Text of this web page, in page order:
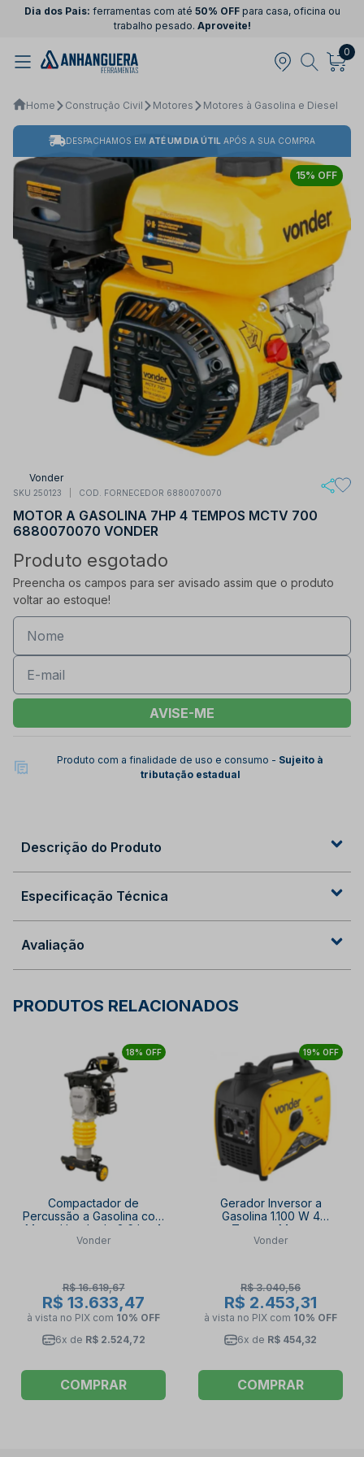
Dia dos Pais: ferramentas com até 50% OFFpara casa, oficina ou
trabalho pesado. Aproveite!
0
Home Construção Civil Motores Motores à Gasolina e Diesel
DESPACHAMOS EM ATÉ UM DIA ÚTIL APÓS A SUA COMPRA
15% OFF
Vonder
SKU 250123 COD. FORNECEDOR 6880070070
MOTOR A GASOLINA 7HP 4 TEMPOS MCTV 700
6880070070 VONDER
Produto esgotado
Preencha os campos para ser avisado assim que o produto
voltar ao estoque!
AVISE-ME
Produto com a finalidade de uso e consumo - Sujeito à
tributação estadual
Descrição do Produto
Especificação Técnica
Avaliação
PRODUTOS RELACIONADOS
18% OFF
Compactador de
Percussão a Gasolina com
Motor Honda de 3,6 hp 4
Tempos 6659036000
Vonder
R$ 16.619,67
R$ 13.633,47
à vista no PIX com 10% OFF
6x de R$ 2.524,72
COMPRAR
19% OFF
Gerador Inversor a
Gasolina 1.100 W 4
Tempos Motor
Monocilíndrico GIV 1100
Vonder
R$ 3.040,56
R$ 2.453,31
à vista no PIX com 10% OFF
6x de R$ 454,32
COMPRAR